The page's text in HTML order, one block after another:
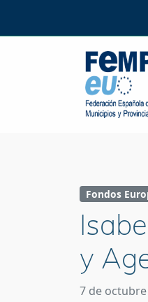
Fondos
y
7 de